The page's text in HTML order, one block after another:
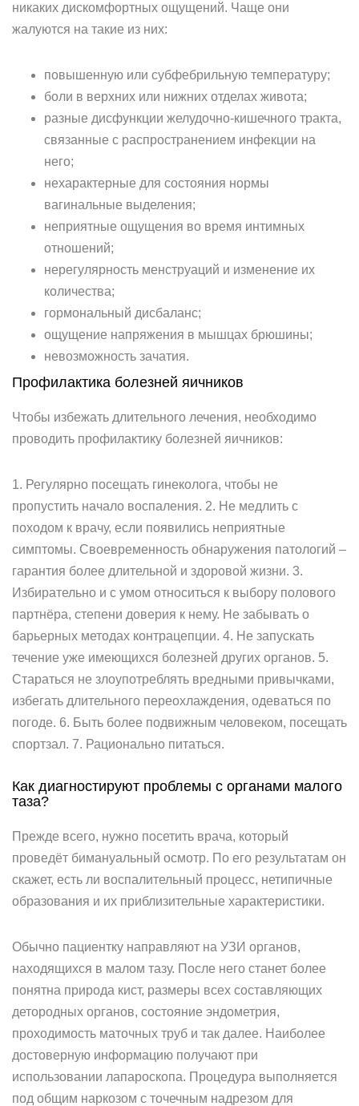
никаких дискомфортных ощущений. Чаще они
жалуются на такие из них:
повышенную или субфебрильную температуру;
боли в верхних или нижних отделах живота;
разные дисфункции желудочно-кишечного тракта,
связанные с распространением инфекции на
него;
нехарактерные для состояния нормы
вагинальные выделения;
неприятные ощущения во время интимных
отношений;
нерегулярность менструаций и изменение их
количества;
гормональный дисбаланс;
ощущение напряжения в мышцах брюшины;
невозможность зачатия.
Профилактика болезней яичников
Чтобы избежать длительного лечения, необходимо
проводить профилактику болезней яичников:
1. Регулярно посещать гинеколога, чтобы не
пропустить начало воспаления. 2. Не медлить с
походом к врачу, если появились неприятные
симптомы. Своевременность обнаружения патологий –
гарантия более длительной и здоровой жизни. 3.
Избирательно и с умом относиться к выбору полового
партнёра, степени доверия к нему. Не забывать о
барьерных методах контрацепции. 4. Не запускать
течение уже имеющихся болезней других органов. 5.
Стараться не злоупотреблять вредными привычками,
избегать длительного переохлаждения, одеваться по
погоде. 6. Быть более подвижным человеком, посещать
спортзал. 7. Рационально питаться.
Как диагностируют проблемы с органами малого
таза?
Прежде всего, нужно посетить врача, который
проведёт бимануальный осмотр. По его результатам он
скажет, есть ли воспалительный процесс, нетипичные
образования и их приблизительные характеристики.
Обычно пациентку направляют на УЗИ органов,
находящихся в малом тазу. После него станет более
понятна природа кист, размеры всех составляющих
детородных органов, состояние эндометрия,
проходимость маточных труб и так далее. Наиболее
достоверную информацию получают при
использовании лапароскопа. Процедура выполняется
под общим наркозом с точечным надрезом для